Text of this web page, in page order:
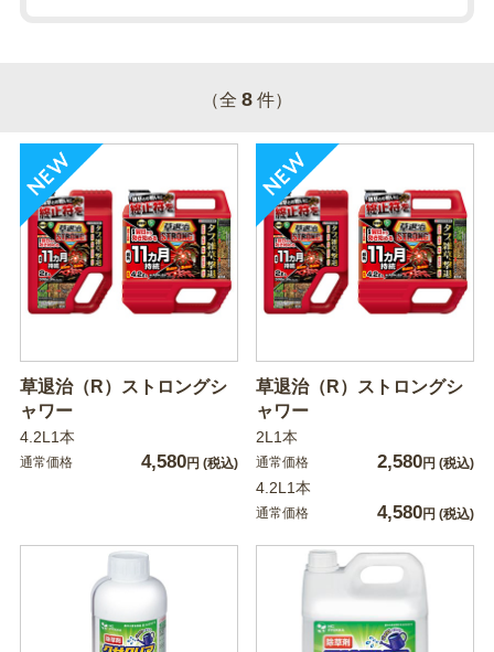
（全 8 件）
草退治（R）ストロングシ
ャワー
4.2L1本
通常価格 4,580円 (税込)
草退治（R）ストロングシ
ャワー
2L1本
通常価格 2,580円 (税込)
4.2L1本
通常価格 4,580円 (税込)